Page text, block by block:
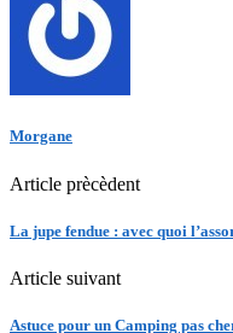
Morgane
Article prècèdent
La jupe fendue : avec quoi
Article suivant
Astuce pour un Camping pas